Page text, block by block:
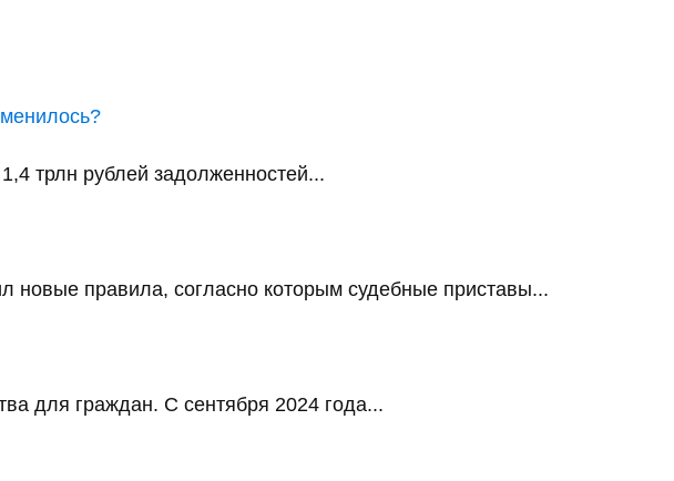
трлн рублей задолженностей...
правила, согласно которым судебные приставы...
для граждан. С сентября 2024 года...